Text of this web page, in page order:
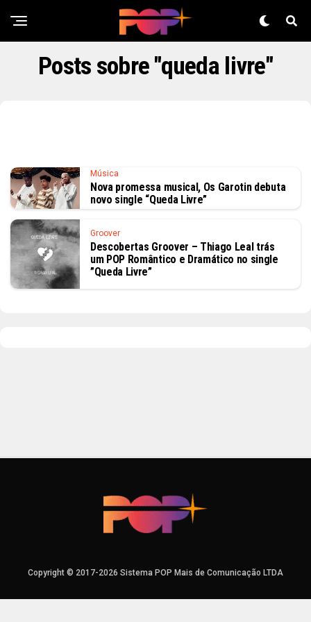
Posts sobre "queda livre"
Música
Nova promessa musical, Os Garotin debuta
novo single “Queda Livre”
Groover
Descobertas Groover – Thiago Leal trás
um POP Romântico e Dramático no single
”Queda Livre”
Copyright © 2017-2026 Sistema POP Mais de Comunicação LTDA